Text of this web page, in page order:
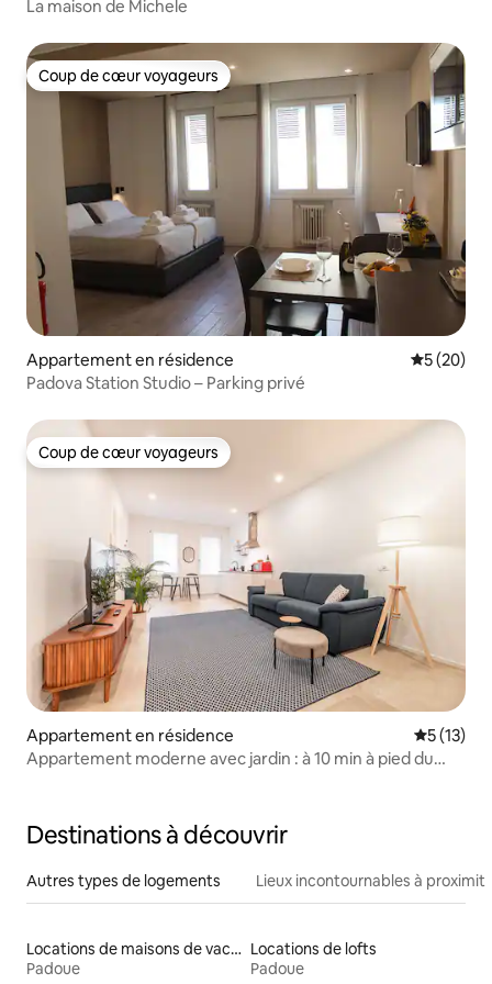
La maison de Michele
Coup de cœur voyageurs
Coup de cœur voyageurs
Appartement en résidence
5 (20)
Padova Station Studio – Parking privé
Coup de cœur voyageurs
Coup de cœur voyageurs
Appartement en résidence
5 (13)
Appartement moderne avec jardin : à 10 min à pied du
Destinations à découvrir
Autres types de logements Lieux incontournables à
Locations de maisons de vacances
Padoue
Locations de lofts
Padoue